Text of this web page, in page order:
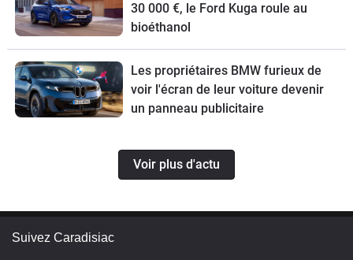
30 000 €, le Ford Kuga roule au
bioéthanol
Les propriétaires BMW furieux de
voir l'écran de leur voiture devenir
un panneau publicitaire
Voir plus d'actu
Suivez Caradisiac